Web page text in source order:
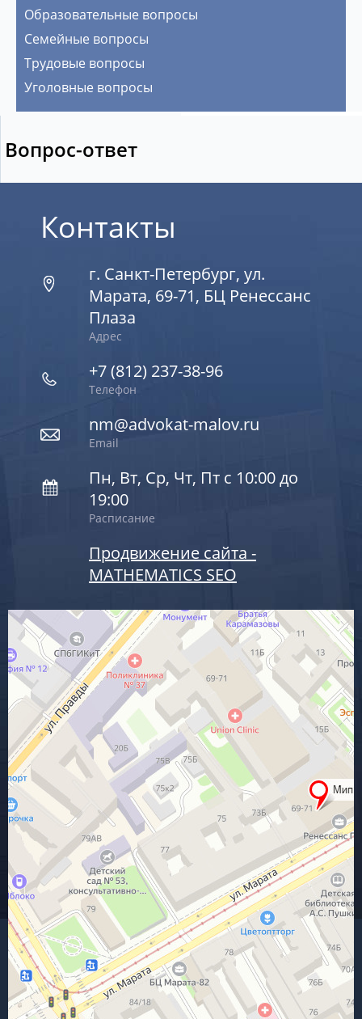
Образовательные вопросы
Семейные вопросы
Трудовые вопросы
Уголовные вопросы
Вопрос-ответ
Контакты
г. Санкт-Петербург, ул.
Марата, 69-71, БЦ Ренессанс
Плаза
Адрес
+7 (812) 237-38-96
Телефон
nm@advokat-malov.ru
Email
Пн, Вт, Ср, Чт, Пт с 10:00 до
19:00
Расписание
Продвижение сайта -
MATHEMATICS SEO